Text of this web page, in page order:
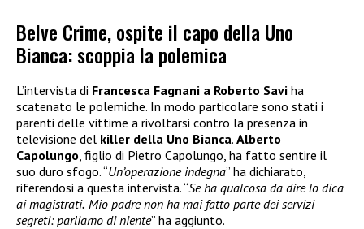
Belve Crime, ospite il capo della Uno
Bianca: scoppia la polemica
L’intervista di Francesca Fagnani a Roberto Savi ha
scatenato le polemiche. In modo particolare sono stati i
parenti delle vittime a rivoltarsi contro la presenza in
televisione del killer della Uno Bianca. Alberto
Capolungo , figlio di Pietro Capolungo, ha fatto sentire il
suo duro sfogo. “Un’operazione indegna” ha dichiarato,
riferendosi a questa intervista. “Se ha qualcosa da dire lo dica
ai magistrati. Mio padre non ha mai fatto parte dei servizi
segreti: parliamo di niente” ha aggiunto.